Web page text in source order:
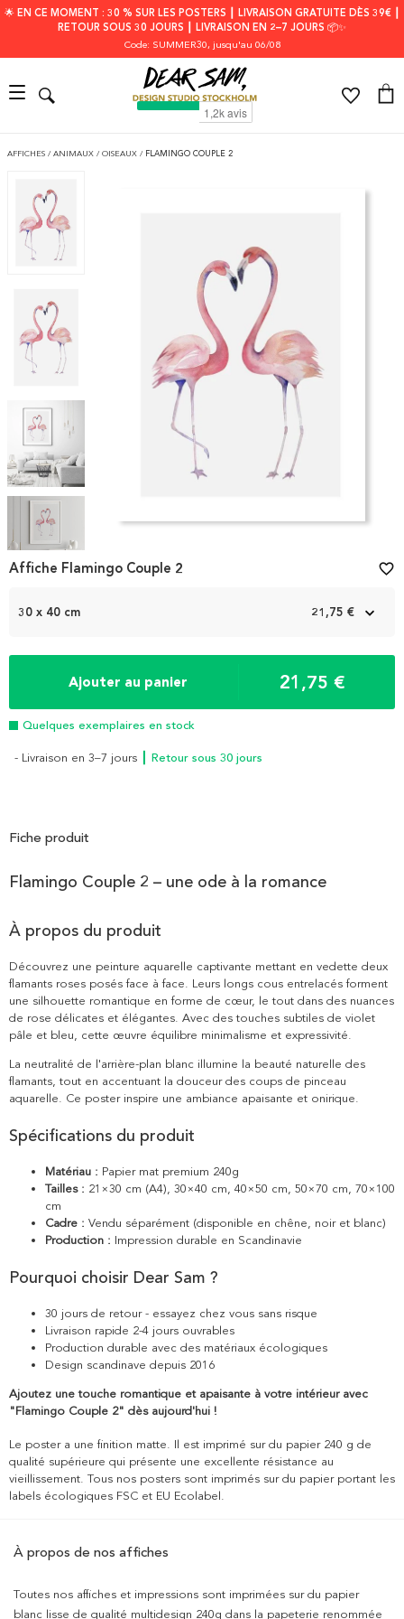
🌟 EN CE MOMENT : 30 % SUR LES POSTERS ┃ LIVRAISON GRATUITE DÈS 39€ ┃
RETOUR SOUS 30 JOURS ┃ LIVRAISON EN 2–7 JOURS 📦✨
Code: SUMMER30, jusqu'au 06/08
AFFICHES / ANIMAUX / OISEAUX / FLAMINGO COUPLE 2
Item
1
30 x 40 cm 21,75 €
Ajouter au panier 21,75 €
Quelques exemplaires en stock
- Livraison en 3–7 jours ┃ Retour sous 30 jours
Affiche Flamingo Couple 2 favorite_border
Fiche produit
Flamingo Couple 2 – une ode à la romance
À propos du produit
Découvrez une peinture aquarelle captivante mettant en vedette deux
flamants roses posés face à face. Leurs longs cous entrelacés forment
une silhouette romantique en forme de cœur, le tout dans des nuances
de rose délicates et élégantes. Avec des touches subtiles de violet
pâle et bleu, cette œuvre équilibre minimalisme et expressivité.
La neutralité de l'arrière-plan blanc illumine la beauté naturelle des
flamants, tout en accentuant la douceur des coups de pinceau
aquarelle. Ce poster inspire une ambiance apaisante et onirique.
Spécifications du produit
Matériau : Papier mat premium 240g
Tailles : 21×30 cm (A4), 30×40 cm, 40×50 cm, 50×70 cm, 70×100
cm
Cadre : Vendu séparément (disponible en chêne, noir et blanc)
Production : Impression durable en Scandinavie
Pourquoi choisir Dear Sam ?
30 jours de retour - essayez chez vous sans risque
Livraison rapide 2-4 jours ouvrables
Production durable avec des matériaux écologiques
Design scandinave depuis 2016
Ajoutez une touche romantique et apaisante à votre intérieur avec
"Flamingo Couple 2" dès aujourd'hui !
Le poster a une finition matte. Il est imprimé sur du papier 240 g de
qualité supérieure qui présente une excellente résistance au
vieillissement. Tous nos posters sont imprimés sur du papier portant les
labels écologiques FSC et EU Ecolabel.
À propos de nos affiches
Toutes nos affiches et impressions sont imprimées sur du papier
blanc lisse de qualité multidesign 240g dans la papeterie renommée